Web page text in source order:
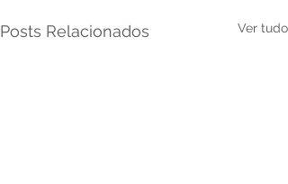
Posts Relacionados Ver tudo